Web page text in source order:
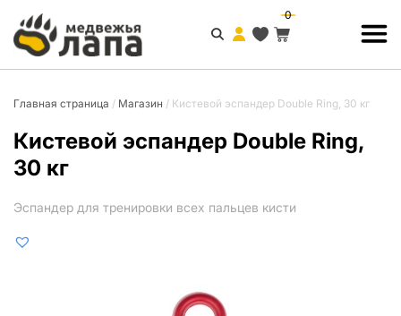
0
Главная страница / Магазин / Кистевой эспандер Double Ring, 30 кг
Кистевой эспандер Double Ring,
30 кг
Эспандер для тренировки всех пальцев кисти